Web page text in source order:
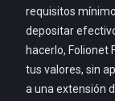
requisitos
depositar
hacerlo, Folionet
tus valores, sin
a una extensión